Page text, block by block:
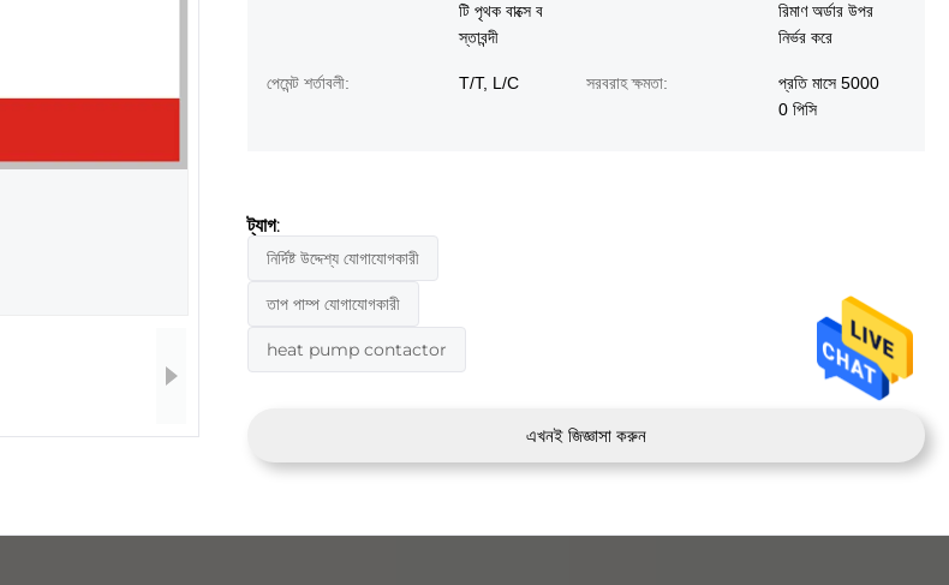
টি পৃথক বাক্সে ব
স্তাবন্দী
রিমাণ অর্ডার উপর
নির্ভর করে
পেমেন্ট শর্তাবলী: T/T, L/C সরবরাহ ক্ষমতা:
প্রতি মাসে 5000
0 পিসি
ট্যাগ:
নির্দিষ্ট উদ্দেশ্য যোগাযোগকারী
তাপ পাম্প যোগাযোগকারী
heat pump contactor
এখনই জিজ্ঞাসা করুন